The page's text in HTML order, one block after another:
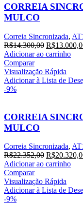
CORREIA
MULCO
Correia Sincronizada,
R$14.300,00 O
preço
era:
R$
Adicionar ao carrinho
Comparar
Visualização Rápida
Adicionar à Lista de
-9%
CORREIA
MULCO
Correia Sincronizada,
R$22.352,00 O
preço
era:
R$
Adicionar ao carrinho
Comparar
Visualização Rápida
Adicionar à Lista de
-9%